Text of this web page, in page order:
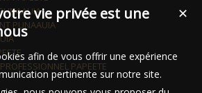
PUNAAUIA
PAPEETE
✕
vie privée est une
afin de vous offrir une expérience
pertinente sur notre site.